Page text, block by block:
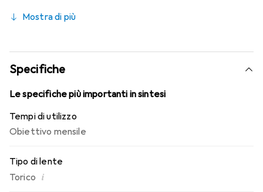
HydraGlyde Moisture Matrix e la nota tecnologia
indossabilità che conosci. Un comfort duraturo e senza
interruzioni per tutto il giorno con le lenti mensili.
Mostra di più
Specifiche
Le specifiche più importanti in sintesi
Tempi di utilizzo
Obiettivo mensile
Tipo di lente
Torico i